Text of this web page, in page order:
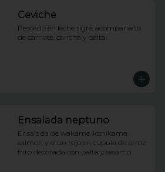
Ceviche
Pescado en leche tigre, acompañado
de camote, cancha y palta
Ensalada neptuno
Ensalada de wakame, kanikama,
salmon y atun rojo en cupula de arroz
frito decorada con palta y sesamo